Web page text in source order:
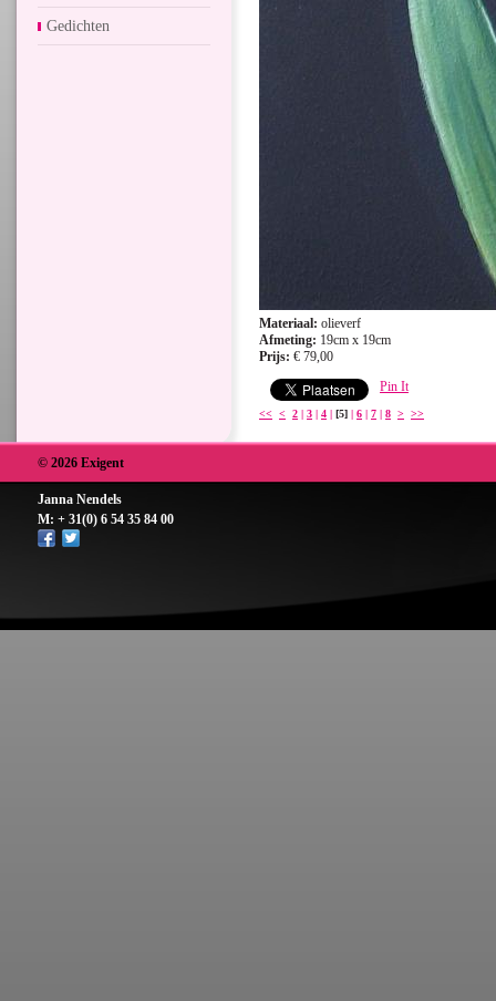
Gedichten
Materiaal: olieverf
Afmeting: 19cm x 19cm
Prijs: € 79,00
Pin It
<< < 2 | 3 | 4 | [5] | 6 | 7 | 8 > >>
© 2026 Exigent
Janna Nendels
M: + 31(0) 6 54 35 84 00